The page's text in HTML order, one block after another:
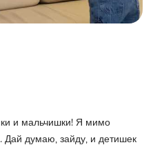
и мальчишки! Я мимо
Дай думаю, зайду, и детишек